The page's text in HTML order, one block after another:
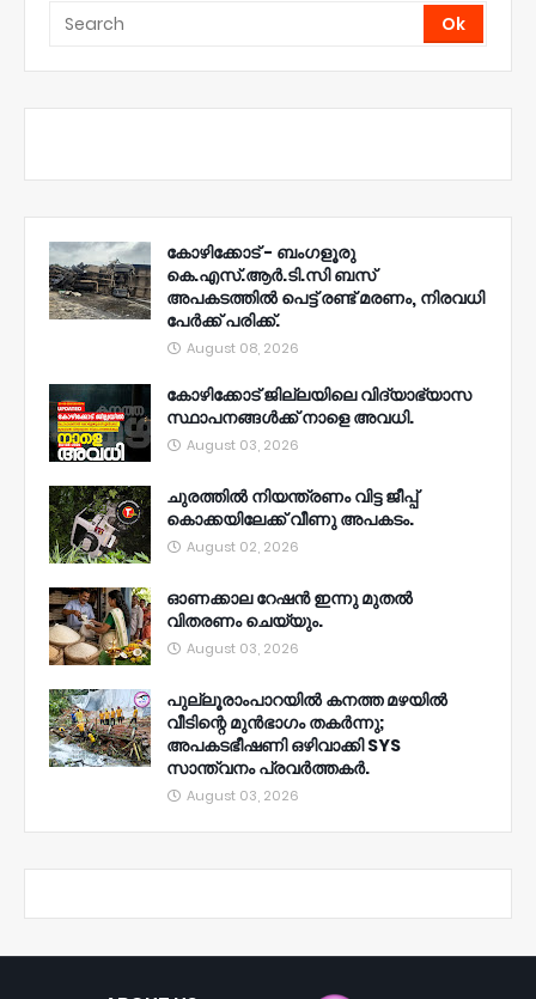
കോഴിക്കോട് - ബംഗളൂരു
കെ.എസ്.ആർ.ടി.സി ബസ്
അപകടത്തിൽ പെട്ട് രണ്ട് മരണം, നിരവധി
പേർക്ക് പരിക്ക്.
August 08, 2026
കോഴിക്കോട് ജില്ലയിലെ വിദ്യാഭ്യാസ
സ്ഥാപനങ്ങൾക്ക് നാളെ അവധി.
August 03, 2026
ചുരത്തിൽ നിയന്ത്രണം വിട്ട ജീപ്പ്
കൊക്കയിലേക്ക് വീണു അപകടം.
August 02, 2026
ഓണക്കാല റേഷൻ ഇന്നു മുതല്‍
വിതരണം ചെയ്യും.
August 03, 2026
പുല്ലൂരാംപാറയിൽ കനത്ത മഴയിൽ
വീടിന്റെ മുൻഭാഗം തകർന്നു;
അപകടഭീഷണി ഒഴിവാക്കി SYS
സാന്ത്വനം പ്രവർത്തകർ.
August 03, 2026